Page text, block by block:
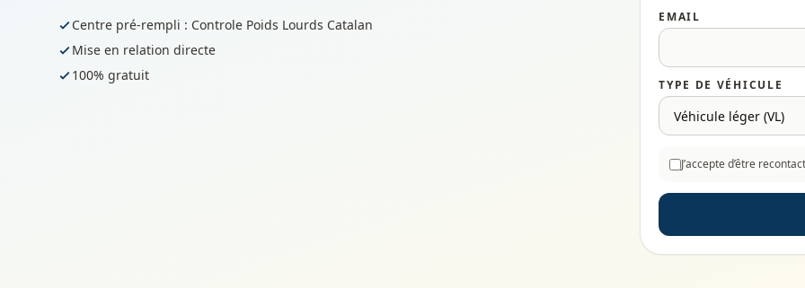
Centre pré-rempli : Controle Poids Lourds Catalan
Mise en relation directe
100% gratuit
EMAIL
TYPE DE VÉHICULE
J’accepte d’être